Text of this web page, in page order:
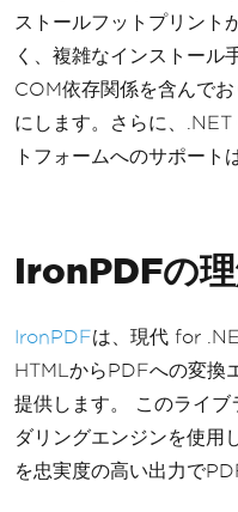
ストールフットプリント
く、複雑なインストール
COM依存関係を含んで
にします。さらに、
トフォームへのサポート
IronPDFの
IronPDFは、現代 for
HTMLからPDFへの変換
提供します。 このライ
ダリングエンジンを使
を忠実度の高い出力で